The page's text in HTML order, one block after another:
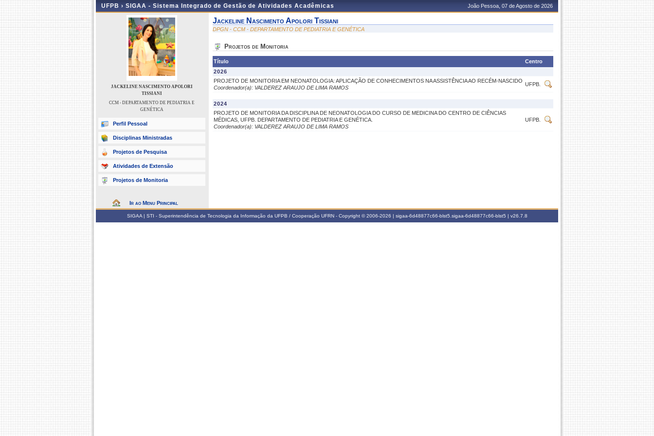
UFPB › SIGAA - Sistema Integrado de Gestão de Atividades Acadêmicas João Pessoa, 07 de Agosto de 2026
JACKELINE NASCIMENTO APOLORI
TISSIANI
CCM - DEPARTAMENTO DE PEDIATRIA E
GENÉTICA
Perfil Pessoal
Disciplinas Ministradas
Projetos de Pesquisa
Atividades de Extensão
Projetos de Monitoria
Ir ao Menu Principal
Jackeline Nascimento Apolori Tissiani
DPGN - CCM - DEPARTAMENTO DE PEDIATRIA E GENÉTICA
Projetos de Monitoria
Título
Centro
2026
PROJETO DE MONITORIA EM NEONATOLOGIA: APLICAÇÃO DE CONHECIMENTOS NA ASSISTÊNCIA AO RECÉM-NASCIDO
Coordenador(a): VALDEREZ ARAUJO DE LIMA RAMOS
UFPB.
2024
PROJETO DE MONITORIA DA DISCIPLINA DE NEONATOLOGIA DO CURSO DE MEDICINA DO CENTRO DE CIÊNCIAS
MÉDICAS, UFPB. DEPARTAMENTO DE PEDIATRIA E GENÉTICA.
Coordenador(a): VALDEREZ ARAUJO DE LIMA RAMOS
UFPB.
SIGAA | STI - Superintendência de Tecnologia da Informação da UFPB / Cooperação UFRN - Copyright © 2006-2026 | sigaa-6d48877c66-blst5.sigaa-6d48877c66-blst5 | v26.7.8